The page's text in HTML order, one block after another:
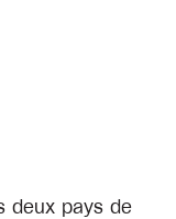
deux pays de